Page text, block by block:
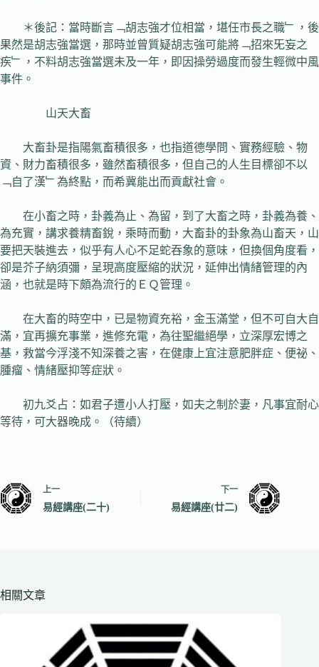
＊後記：當時斷言﹁胡志強才位相當，堪任市長之職﹂，後
果然是胡志強當選，那時並曾質疑胡志強可能將﹁招來旡妄之
疾﹂，不料胡志強當選未及一年，即因操勞過度而發生輕微中風
事件。
山天大畜
大畜卦是指陽氣畜積很多，也指道德學問、實務經驗、物
資、財力畜積很多，雖然畜積很多，但自己的人生目標卻不以
﹁自了漢﹂為終點，而希冀能出而貢獻社會。
在小畜之時，卦義為止、為留，到了大畜之時，卦義為養、
為充實，講求養精畜銳，乘時而動，大畜卦的卦象為山畜天，山
要把天裝進去，似乎有人心不足蛇吞象的意味，但換個角度看，
卻是芥子納須彌，呈現高度壓縮的狀況，延伸出情緒管理的內
涵，也就是時下頗為流行的ＥＱ管理。
在大畜的時空中，已是物資充裕，金玉滿堂，但不可自大自
滿，宜再擴充事業，進修充電，為往聖繼絕學，立深厚宏博之
基，救當今浮淺不知深養之害，在健康上宜注意肥胖症、便祕、
腫瘤、情緒壓抑等症狀。
初九爻占：如君子遭小人打壓，如夫之制於妻，凡事宜耐心
等待，可大器晚成。（待續）
上一
易經講座(二十)
下一
易經講座(廿二)
相關文章